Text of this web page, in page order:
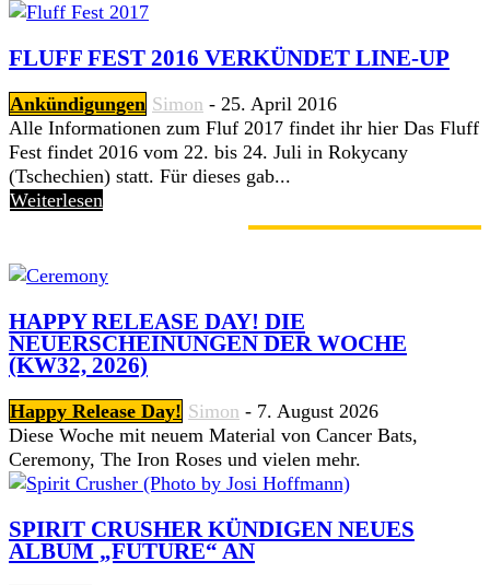
FLUFF FEST 2016 VERKÜNDET LINE-UP
Ankündigungen Simon - 25. April 2016
Alle Informationen zum Fluf 2017 findet ihr hier Das Fluff
Fest findet 2016 vom 22. bis 24. Juli in Rokycany
(Tschechien) statt. Für dieses gab...
Weiterlesen
HAPPY RELEASE DAY! DIE
NEUERSCHEINUNGEN DER WOCHE
(KW32, 2026)
Happy Release Day! Simon - 7. August 2026
Diese Woche mit neuem Material von Cancer Bats,
Ceremony, The Iron Roses und vielen mehr.
SPIRIT CRUSHER KÜNDIGEN NEUES
ALBUM „FUTURE“ AN